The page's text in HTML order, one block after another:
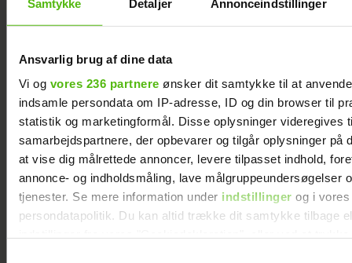
Samtykke Detaljer Annonceindstillinger
Ansvarlig brug af dine data
Vi og vores 236 partnere ønsker dit samtykke til at
indsamle persondata om IP-adresse, ID og din browser til
statistik og marketingformål. Disse oplysninger videregives
samarbejdspartnere, der opbevarer og tilgår oplysninger på
at vise dig målrettede annoncer, levere tilpasset indhold,
annonce- og indholdsmåling, lave målgruppeundersøgelser
tjenester. Se mere information under indstillinger og i vores
persondatapolitik. Du kan altid trække dit samtykke tilbage
nomadekulturen, som var billedet på
Du kommer med om bag gardinet og
møder kvinder i andre kulturer, laver mad
sammen, snakker sammen og handler
sammen. Det er noget af det, der gør
rejserne specielle.